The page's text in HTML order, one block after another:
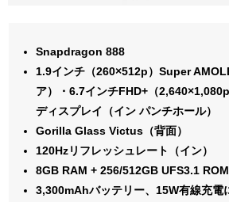
Snapdragon 888
1.9インチ（260×512p）Super
ア）・6.7インチFHD+（
ディスプレイ（イン パンチホール）
Gorilla Glass Victus（背面）
120Hzリフレッシュレート（イン）
8GB RAM + 256/512GB UFS3.1 ROM
3,300mAhバッテリー、15W有線充電